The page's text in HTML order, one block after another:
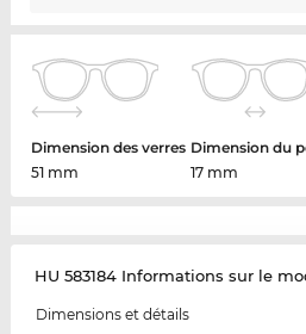
Dimension des verres
51 mm
Dimension du
17 mm
HU 583184 Informations sur le
Dimensions et détails